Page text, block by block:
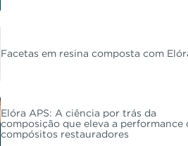
Facetas em resina composta com
Elóra APS: A ciência por trás da
composição que eleva a performance
compósitos restauradores